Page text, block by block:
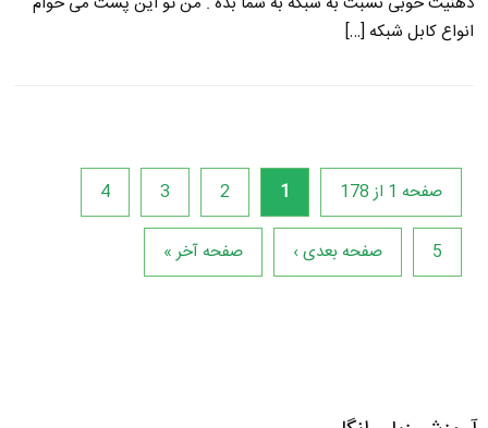
انواع کابل شبکه […]
صفحه 1 از 178 1
2
3
4
5 صفحه بعدی › صفحه آخر »